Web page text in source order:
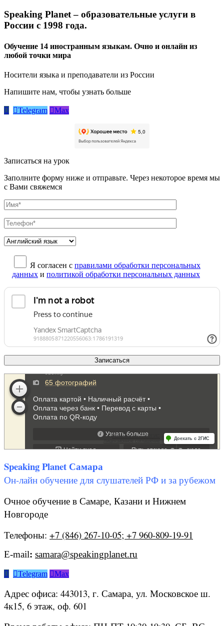
Speaking Planet – образовательные услуги в
России с 1998 года.
Обучение 14 иностранным языкам. Очно и онлайн из
любой точки мира
Носители языка и преподаватели из России
Напишите нам, чтобы узнать больше
 Telegram Max
Записаться на урок
Заполните форму ниже и отправьте. Через некоторое время мы
с Вами свяжемся
Я согласен с правилами обработки персональных
данных и политикой обработки персональных данных
Speaking Planet Самара
Он-лайн обучение для слушателей РФ и за рубежом
Очное обучение в Самаре, Казани и Нижнем
Новгороде
Телефоны: +7 (846) 267-10-05; +7 960-809-19-91
E-mail: samara@speakingplanet.ru
 Telegram Max
Адрес офиса: 443013, г. Самара, ул. Московское ш.
4к15, 6 этаж, оф. 601